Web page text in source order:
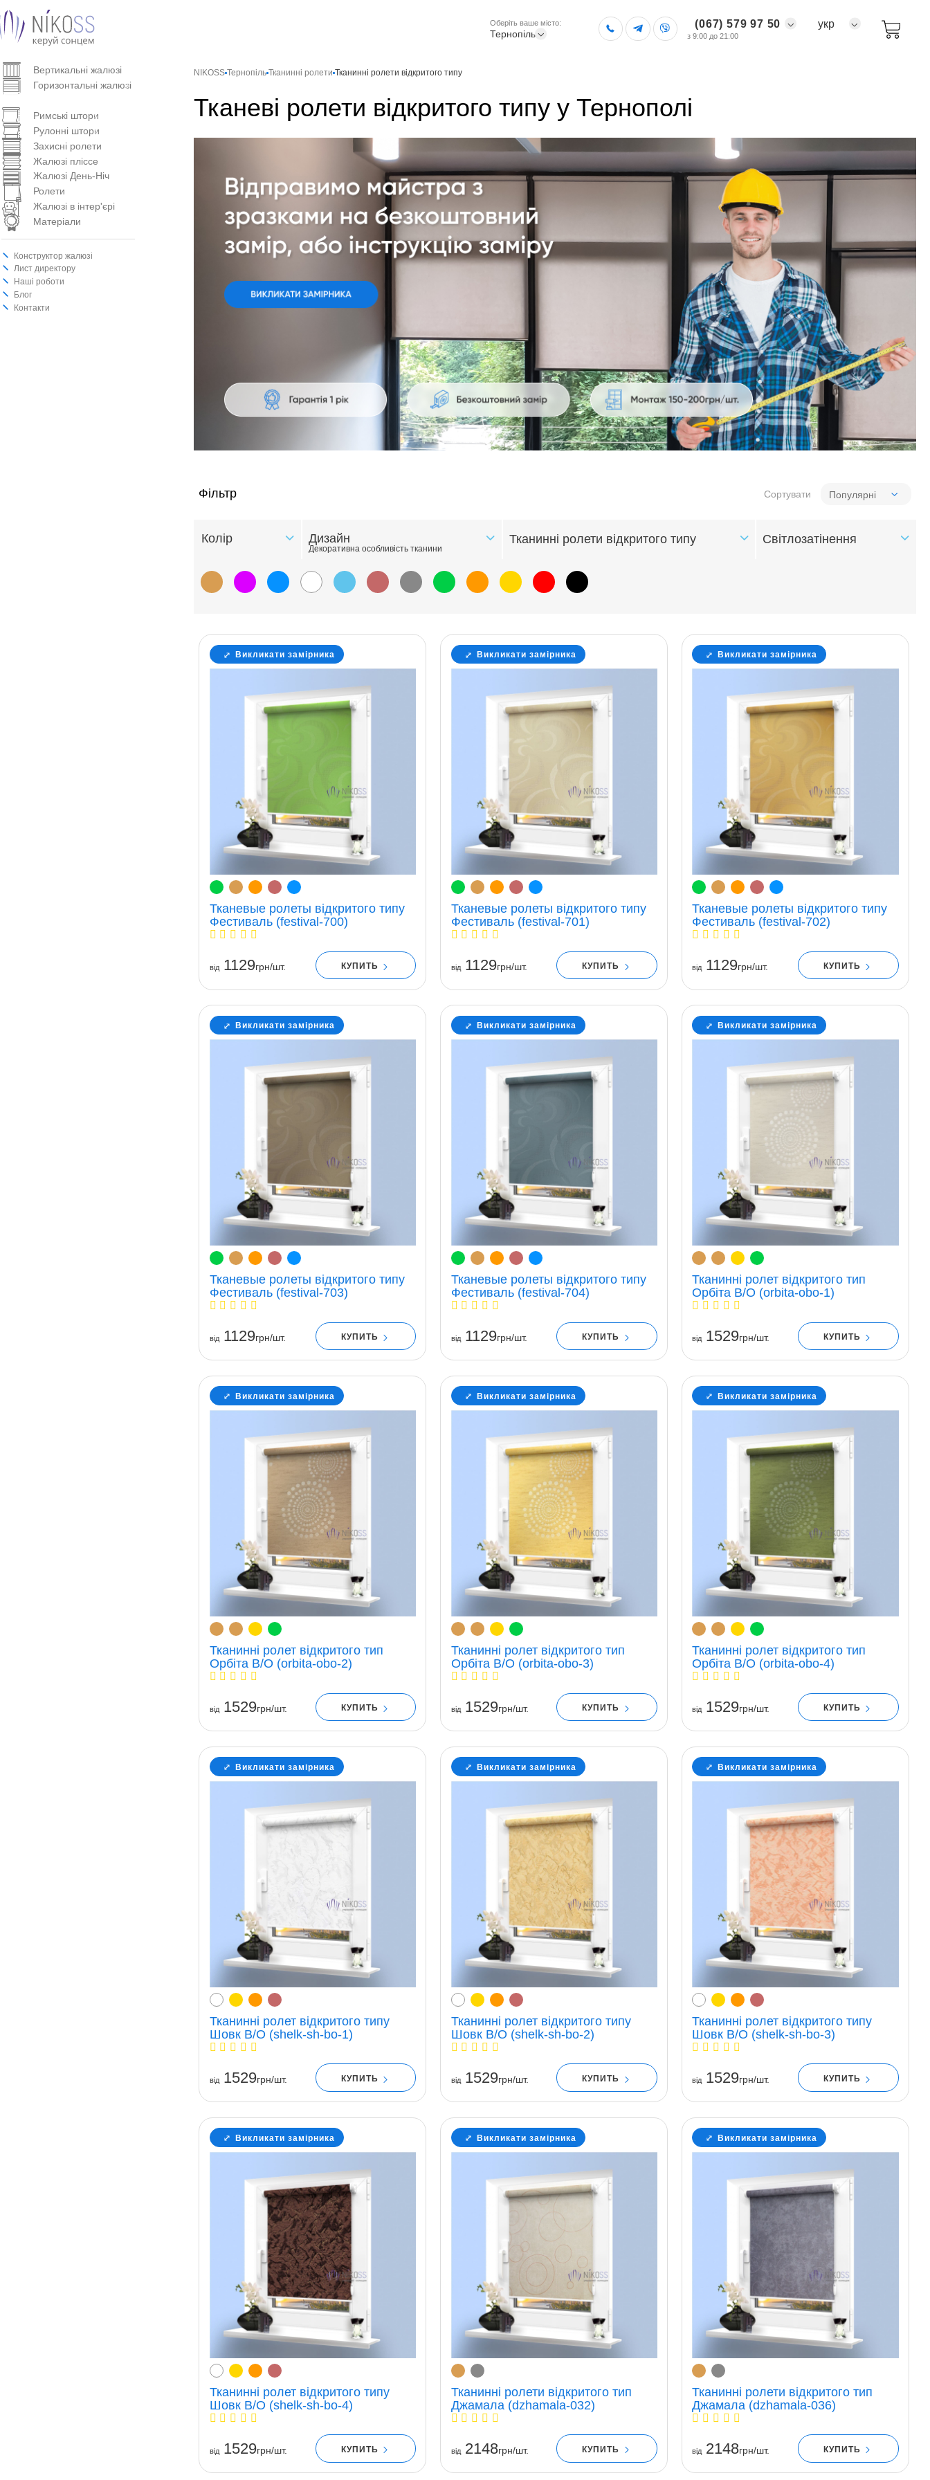
Оберіть ваше місто:
Тернопіль
(067) 579 97 50
з 9:00 до 21:00
укр
Вертикальнi жалюзi
Горизонтальні жалюзі
Римські штори
Рулонні штори
Захисні ролети
Жалюзі пліссе
Жалюзі День-Ніч
Ролети
Жалюзі в інтер'єрі
Матеріали
Конструктор жалюзі
Лист директору
Наші роботи
Блог
Контакти
NIKOSS Тернопіль Тканинні ролети Тканинні ролети відкритого типу
Тканеві ролети відкритого типу у Тернополі
Фільтр Сортувати
Колiр Дизайн
Декоративна особливість тканини
Тканинні ролети відкритого типу Світлозатінення
Викликати замірника
Тканевые ролеты відкритого типу
Фестиваль (festival-700)
вiд1129грн/шт. КУПИТЬ
Викликати замірника
Тканевые ролеты відкритого типу
Фестиваль (festival-701)
вiд1129грн/шт. КУПИТЬ
Викликати замірника
Тканевые ролеты відкритого типу
Фестиваль (festival-702)
вiд1129грн/шт. КУПИТЬ
Викликати замірника
Тканевые ролеты відкритого типу
Фестиваль (festival-703)
вiд1129грн/шт. КУПИТЬ
Викликати замірника
Тканевые ролеты відкритого типу
Фестиваль (festival-704)
вiд1129грн/шт. КУПИТЬ
Викликати замірника
Тканинні ролет відкритого тип
Орбіта В/О (orbita-obo-1)
вiд1529грн/шт. КУПИТЬ
Викликати замірника
Тканинні ролет відкритого тип
Орбіта В/О (orbita-obo-2)
вiд1529грн/шт. КУПИТЬ
Викликати замірника
Тканинні ролет відкритого тип
Орбіта В/О (orbita-obo-3)
вiд1529грн/шт. КУПИТЬ
Викликати замірника
Тканинні ролет відкритого тип
Орбіта В/О (orbita-obo-4)
вiд1529грн/шт. КУПИТЬ
Викликати замірника
Тканинні ролет відкритого типу
Шовк В/О (shelk-sh-bo-1)
вiд1529грн/шт. КУПИТЬ
Викликати замірника
Тканинні ролет відкритого типу
Шовк В/О (shelk-sh-bo-2)
вiд1529грн/шт. КУПИТЬ
Викликати замірника
Тканинні ролет відкритого типу
Шовк В/О (shelk-sh-bo-3)
вiд1529грн/шт. КУПИТЬ
Викликати замірника
Тканинні ролет відкритого типу
Шовк В/О (shelk-sh-bo-4)
вiд1529грн/шт. КУПИТЬ
Викликати замірника
Тканинні ролети відкритого тип
Джамала (dzhamala-032)
вiд2148грн/шт. КУПИТЬ
Викликати замірника
Тканинні ролети відкритого тип
Джамала (dzhamala-036)
вiд2148грн/шт. КУПИТЬ